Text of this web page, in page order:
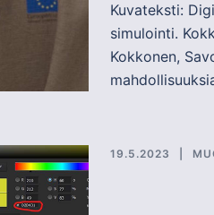
Kuvateksti:
simulointi.
Kokkonen,
19.5.2023